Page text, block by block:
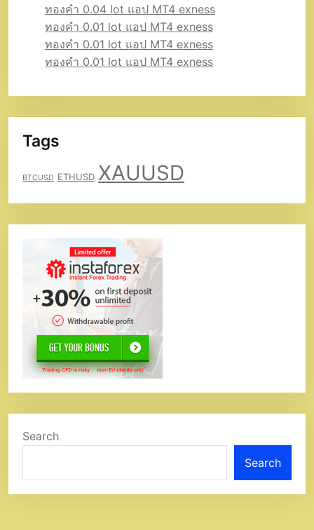
ทองคำ 0.04 lot แอป MT4 exness
ทองคำ 0.01 lot แอป MT4 exness
ทองคำ 0.01 lot แอป MT4 exness
ทองคำ 0.01 lot แอป MT4 exness
Tags
BTCUSD ETHUSD XAUUSD
Search
Search